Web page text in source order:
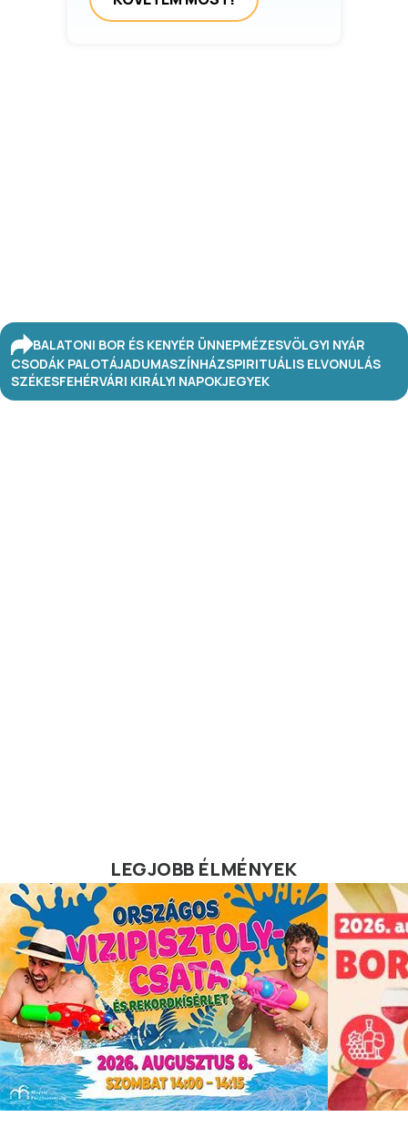
BALATONI BOR ÉS KENYÉR ÜNNEPMÉZESVÖLGYI NYÁR
CSODÁK PALOTÁJADUMASZÍNHÁZSPIRITUÁLIS ELVONULÁS
SZÉKESFEHÉRVÁRI KIRÁLYI NAPOKJEGYEK
LEGJOBB ÉLMÉNYEK